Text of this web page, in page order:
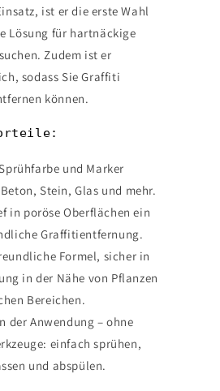
ist er die erste Wahl
Lösung für hartnäckige
Zudem ist er
sodass Sie Graffiti
können.
und Marker
Stein, Glas und mehr.
in poröse Oberflächen ein
Graffitientfernung.
Formel, sicher in
in der Nähe von Pflanzen
Bereichen.
der Anwendung – ohne
einfach sprühen,
und abspülen.